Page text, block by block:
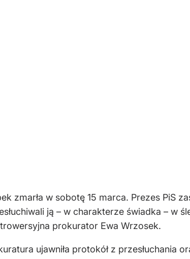
zmarła w sobotę 15 marca. Prezes PiS
ją – w charakterze świadka – w
prokurator Ewa Wrzosek.
ujawniła protokół z przesłuchania